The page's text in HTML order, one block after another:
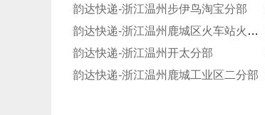
韵达快递-浙江温州步伊鸟淘宝分部
韵达快递-浙江温州鹿城区火车站火车站
韵达快递-浙江温州开太分部
韵达快递-浙江温州鹿城工业区二分部